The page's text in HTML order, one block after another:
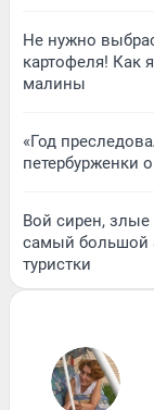
Не нужно
картофеля! Как
малины
«Год
петербурженки
Вой сирен, злые
самый большой
туристки